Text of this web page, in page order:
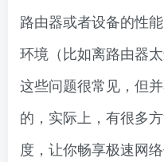
路由器或者设备的性
环境（比如离路由器
这些问题很常见，但
的，实际上，有很多
度，让你畅享极速网络